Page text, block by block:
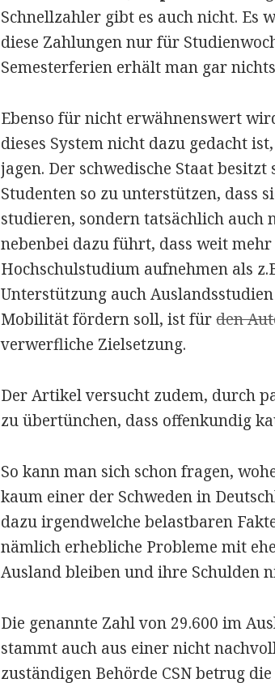
Schnellzahler gibt es auch nicht. Es
diese Zahlungen nur für
Semesterferien erhält man gar
Ebenso für nicht erwähnenswert
dieses System nicht dazu gedacht
jagen. Der schwedische Staat
Studenten so zu unterstützen, dass
studieren, sondern tatsächlich auch
nebenbei dazu führt, dass weit
Hochschulstudium aufnehmen als
Unterstützung auch
Mobilität fördern soll, ist fürden
verwerfliche Zielsetzung.
Der Artikel versucht zudem, durch
zu übertünchen, dass offenkundig
So kann man sich schon fragen,
kaum einer der Schweden in
dazu irgendwelche belastbaren
nämlich erhebliche Probleme mit
Ausland bleiben und ihre Schulden
Die genannte Zahl von 29.600 im
stammt auch aus einer nicht
zuständigen Behörde CSNbetrug